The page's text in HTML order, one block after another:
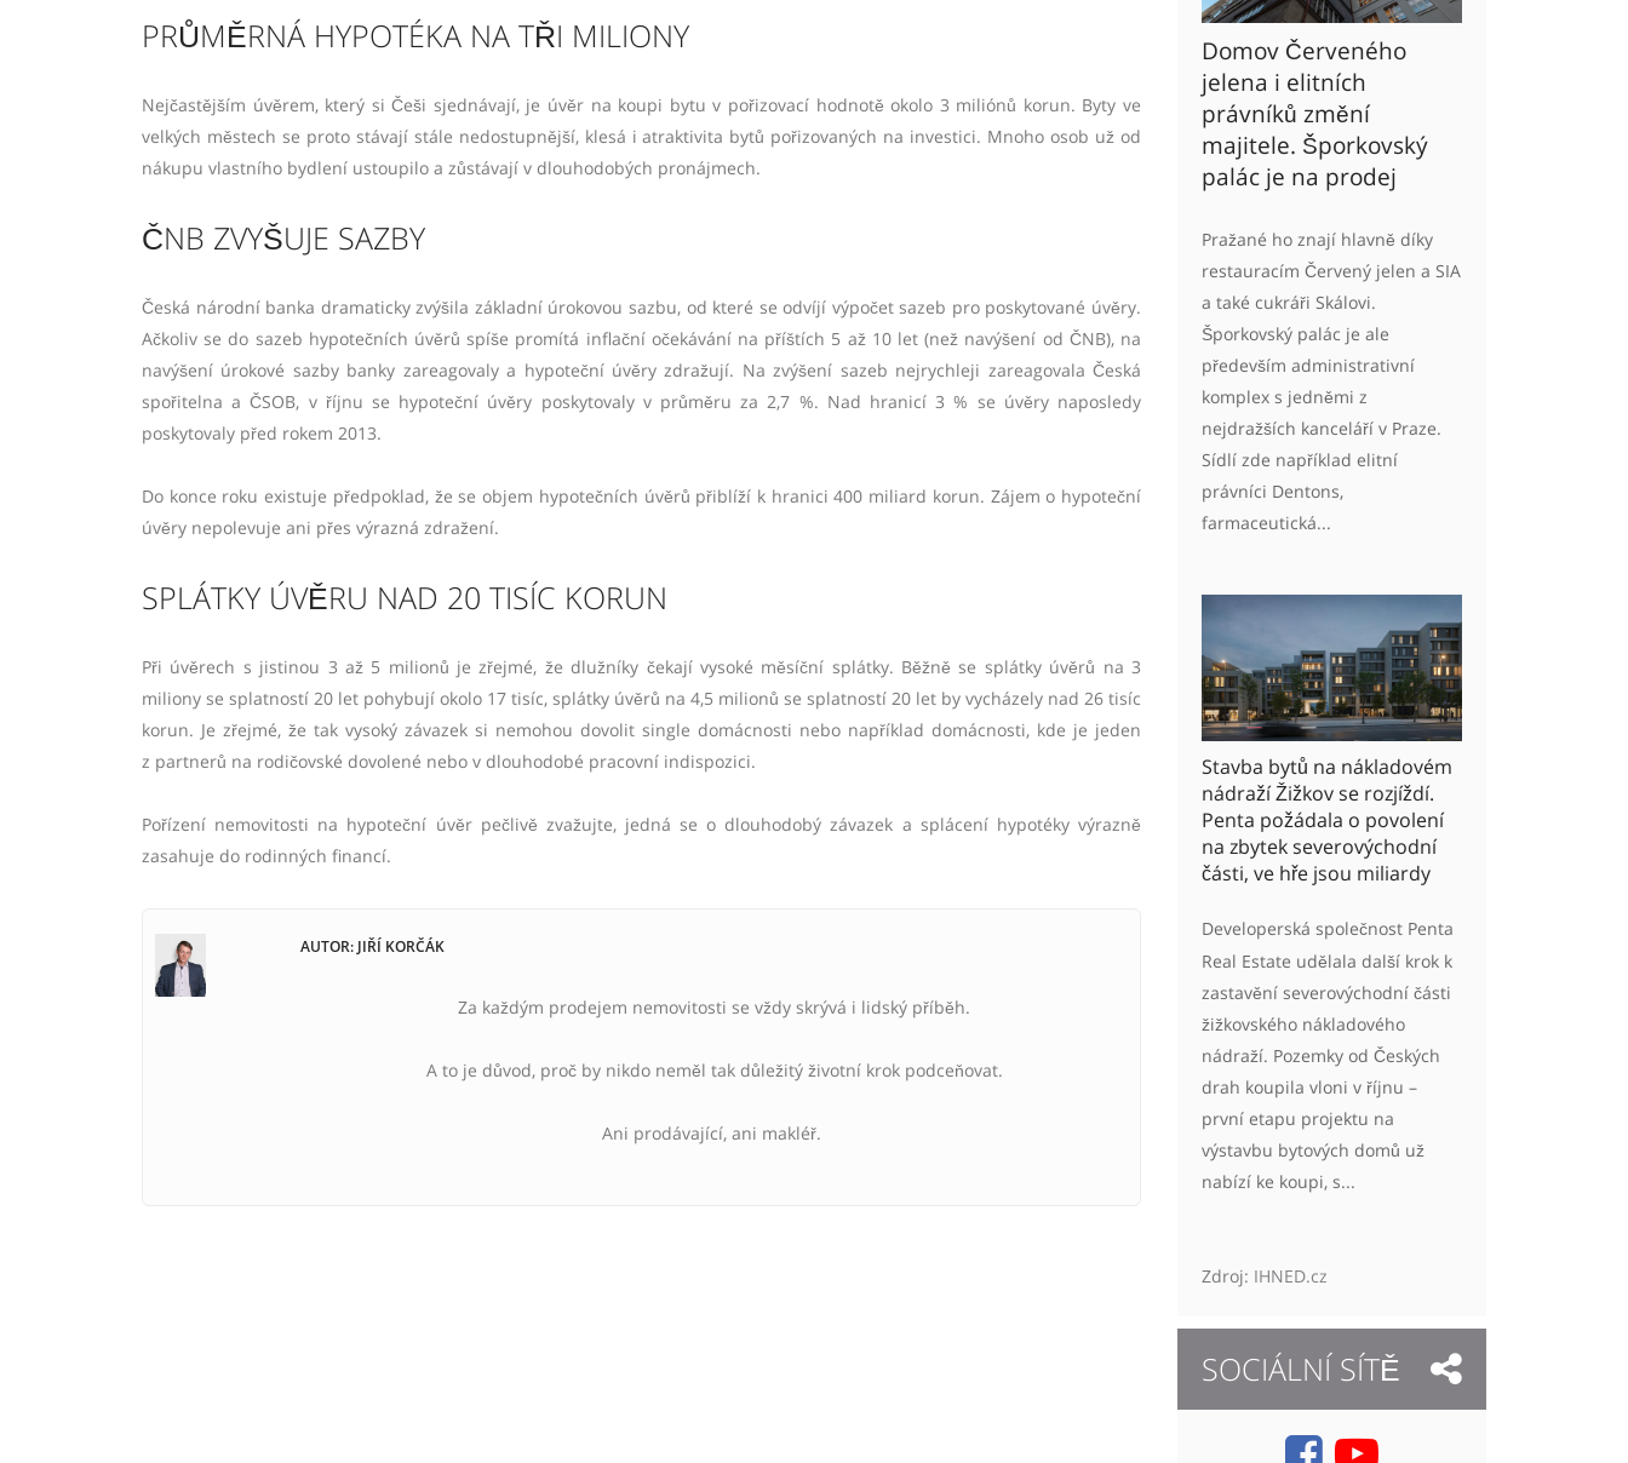
PRŮMĚRNÁ HYPOTÉKA NA TŘI MILIONY
Nejčastějším úvěrem, který si Češi sjednávají, je úvěr na koupi bytu v pořizovací hodnotě okolo 3 miliónů korun. Byty ve
velkých městech se proto stávají stále nedostupnější, klesá i atraktivita bytů pořizovaných na investici. Mnoho osob už od
nákupu vlastního bydlení ustoupilo a zůstávají v dlouhodobých pronájmech.
ČNB ZVYŠUJE SAZBY
Česká národní banka dramaticky zvýšila základní úrokovou sazbu, od které se odvíjí výpočet sazeb pro poskytované úvěry.
Ačkoliv se do sazeb hypotečních úvěrů spíše promítá inflační očekávání na příštích 5 až 10 let (než navýšení od ČNB), na
navýšení úrokové sazby banky zareagovaly a hypoteční úvěry zdražují. Na zvýšení sazeb nejrychleji zareagovala Česká
spořitelna a ČSOB, v říjnu se hypoteční úvěry poskytovaly v průměru za 2,7 %. Nad hranicí 3 % se úvěry naposledy
poskytovaly před rokem 2013.
Do konce roku existuje předpoklad, že se objem hypotečních úvěrů přiblíží k hranici 400 miliard korun. Zájem o hypoteční
úvěry nepolevuje ani přes výrazná zdražení.
SPLÁTKY ÚVĚRU NAD 20 TISÍC KORUN
Při úvěrech s jistinou 3 až 5 milionů je zřejmé, že dlužníky čekají vysoké měsíční splátky. Běžně se splátky úvěrů na 3
miliony se splatností 20 let pohybují okolo 17 tisíc, splátky úvěrů na 4,5 milionů se splatností 20 let by vycházely nad 26 tisíc
korun. Je zřejmé, že tak vysoký závazek si nemohou dovolit single domácnosti nebo například domácnosti, kde je jeden
z partnerů na rodičovské dovolené nebo v dlouhodobé pracovní indispozici.
Pořízení nemovitosti na hypoteční úvěr pečlivě zvažujte, jedná se o dlouhodobý závazek a splácení hypotéky výrazně
zasahuje do rodinných financí.
AUTOR: JIŘÍ KORČÁK
Za každým prodejem nemovitosti se vždy skrývá i lidský příběh.
A to je důvod, proč by nikdo neměl tak důležitý životní krok podceňovat.
Ani prodávající, ani makléř.
Domov Červeného
jelena i elitních
právníků změní
majitele. Šporkovský
palác je na prodej
Pražané ho znají hlavně díky
restauracím Červený jelen a SIA
a také cukráři Skálovi.
Šporkovský palác je ale
především administrativní
komplex s jedněmi z
nejdražších kanceláří v Praze.
Sídlí zde například elitní
právníci Dentons,
farmaceutická...
Stavba bytů na nákladovém
nádraží Žižkov se rozjíždí.
Penta požádala o povolení
na zbytek severovýchodní
části, ve hře jsou miliardy
Developerská společnost Penta
Real Estate udělala další krok k
zastavění severovýchodní části
žižkovského nákladového
nádraží. Pozemky od Českých
drah koupila vloni v říjnu –
první etapu projektu na
výstavbu bytových domů už
nabízí ke koupi, s...
Zdroj: IHNED.cz
SOCIÁLNÍ SÍTĚ